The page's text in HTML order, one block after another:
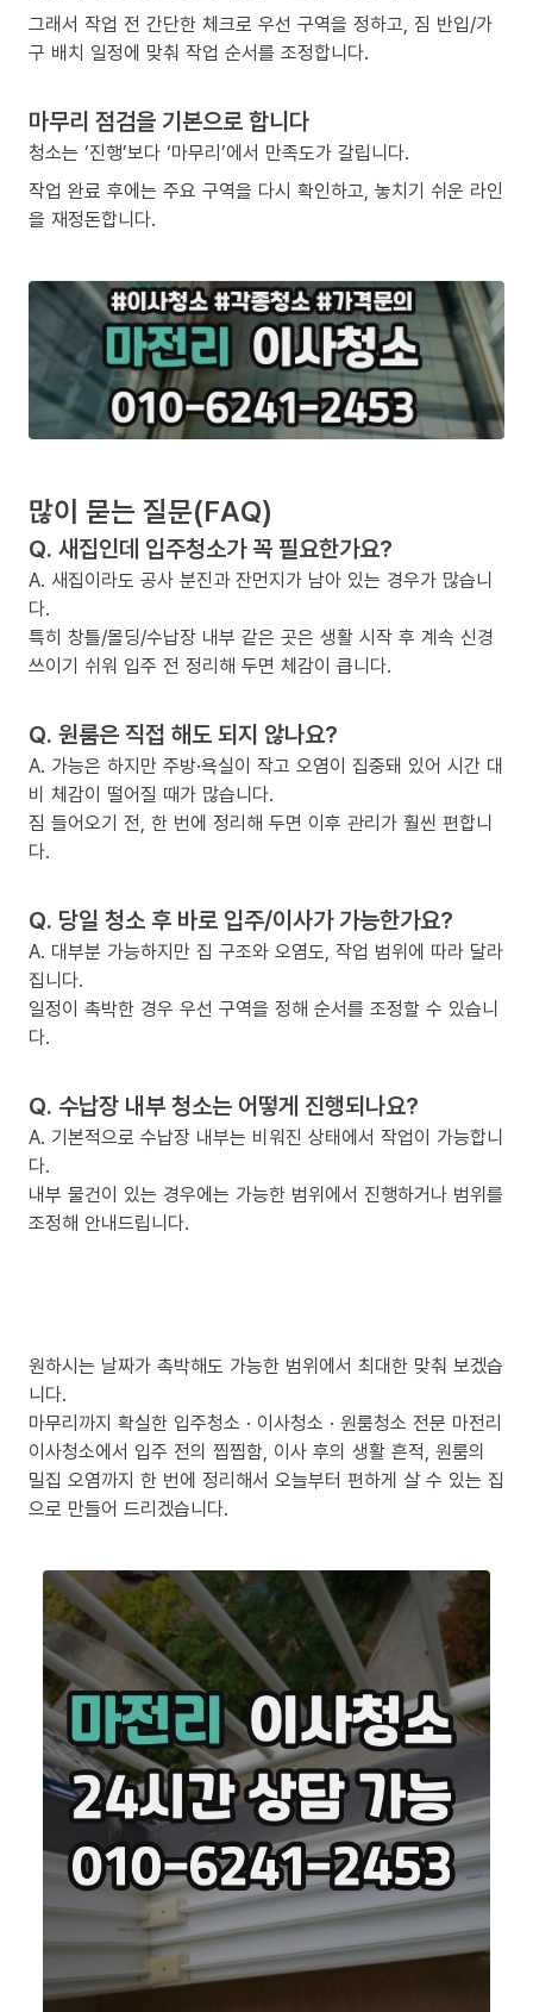
그래서 작업 전 간단한 체크로 우선 구역을 정하고, 짐 반입/가
구 배치 일정에 맞춰 작업 순서를 조정합니다.
마무리 점검을 기본으로 합니다
청소는 ‘진행’보다 ‘마무리’에서 만족도가 갈립니다.
작업 완료 후에는 주요 구역을 다시 확인하고, 놓치기 쉬운 라인
을 재정돈합니다.
많이 묻는 질문(FAQ)
Q. 새집인데 입주청소가 꼭 필요한가요?
A. 새집이라도 공사 분진과 잔먼지가 남아 있는 경우가 많습니
다.
특히 창틀/몰딩/수납장 내부 같은 곳은 생활 시작 후 계속 신경
쓰이기 쉬워 입주 전 정리해 두면 체감이 큽니다.
Q. 원룸은 직접 해도 되지 않나요?
A. 가능은 하지만 주방·욕실이 작고 오염이 집중돼 있어 시간 대
비 체감이 떨어질 때가 많습니다.
짐 들어오기 전, 한 번에 정리해 두면 이후 관리가 훨씬 편합니
다.
Q. 당일 청소 후 바로 입주/이사가 가능한가요?
A. 대부분 가능하지만 집 구조와 오염도, 작업 범위에 따라 달라
집니다.
일정이 촉박한 경우 우선 구역을 정해 순서를 조정할 수 있습니
다.
Q. 수납장 내부 청소는 어떻게 진행되나요?
A. 기본적으로 수납장 내부는 비워진 상태에서 작업이 가능합니
다.
내부 물건이 있는 경우에는 가능한 범위에서 진행하거나 범위를
조정해 안내드립니다.
원하시는 날짜가 촉박해도 가능한 범위에서 최대한 맞춰 보겠습
니다.
마무리까지 확실한 입주청소 · 이사청소 · 원룸청소 전문 마전리
이사청소에서 입주 전의 찝찝함, 이사 후의 생활 흔적, 원룸의
밀집 오염까지 한 번에 정리해서 오늘부터 편하게 살 수 있는 집
으로 만들어 드리겠습니다.